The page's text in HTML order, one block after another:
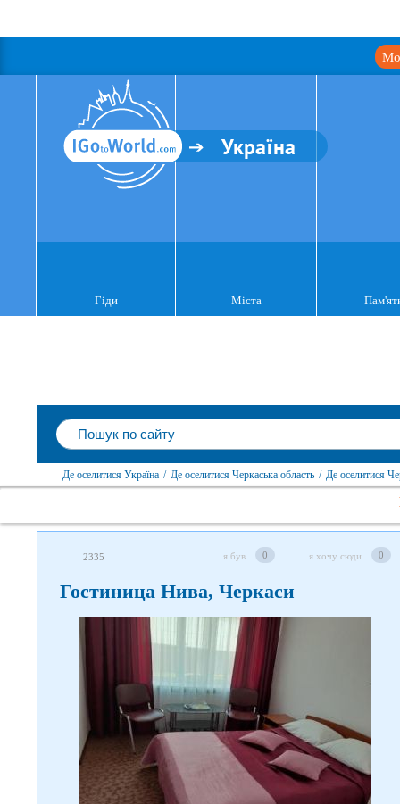
Україна
Гіди Міста
Де оселитися Україна / Де оселитися Черкаська область / Де оселитися
2335 я був 0 я хочу сюди 0
Гостиница Нива, Черкаси
Слідкуйте за нами в
соцмережах